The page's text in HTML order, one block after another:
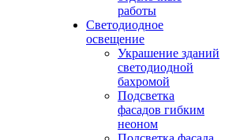
работы
Светодиодное
освещение
Украшение зданий
светодиодной
бахромой
Подсветка
фасадов гибким
неоном